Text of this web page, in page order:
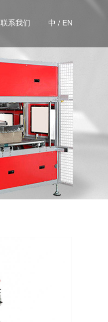
联系我们 中 / EN